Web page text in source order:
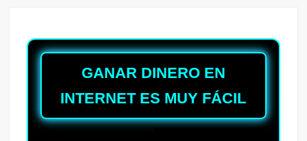
GANAR DINERO EN
INTERNET ES MUY FÁCIL